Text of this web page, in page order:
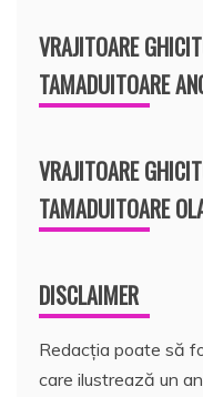
VRAJITOARE
TAMADUITOARE
VRAJITOARE
TAMADUITOARE
DISCLAIMER
Redacția poate să
care ilustrează un